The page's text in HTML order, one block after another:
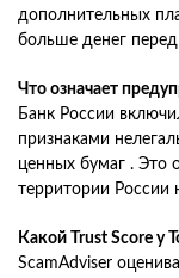
дополнительных
больше денег
Что означает
Банк России
признаками
ценных бумаг . Это
территории России
Какой Trust Score у
ScamAdviser